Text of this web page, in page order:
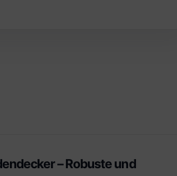
– Robuste und